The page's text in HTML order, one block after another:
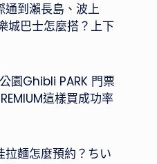
通到瀨長島、波上
巴士怎麼搭？上下
園Ghibli PARK 門票
這樣買成功率
拉麵怎麼預約？ちい